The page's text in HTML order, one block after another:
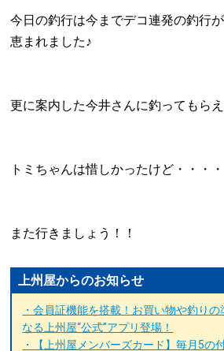
今日の釣行は今までデコ連発の釣行
恵まれました♪
更に案内した今井さんに釣ってもら
トミちゃんは惜しかったけど・・・・
また行きましょう！！
上州屋からのお知らせ
・会員証機能を搭載！お買い物や釣り
なる上州屋“公式”アプリ登場！
・【上州屋メンバーズカード】毎月5の